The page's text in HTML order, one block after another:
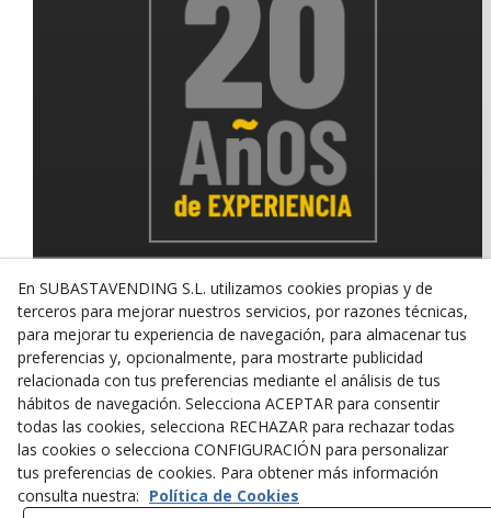
© 08/2026 SUBASTAVENDING SL - Todos los derechos
reservados.
Política de Privacidad Aviso Legal Política de Cookies
En SUBASTAVENDING S.L. utilizamos cookies propias y de
terceros para mejorar nuestros servicios, por razones técnicas,
para mejorar tu experiencia de navegación, para almacenar tus
preferencias y, opcionalmente, para mostrarte publicidad
relacionada con tus preferencias mediante el análisis de tus
hábitos de navegación. Selecciona ACEPTAR para consentir
todas las cookies, selecciona RECHAZAR para rechazar todas
las cookies o selecciona CONFIGURACIÓN para personalizar
tus preferencias de cookies. Para obtener más información
consulta nuestra: Política de Cookies